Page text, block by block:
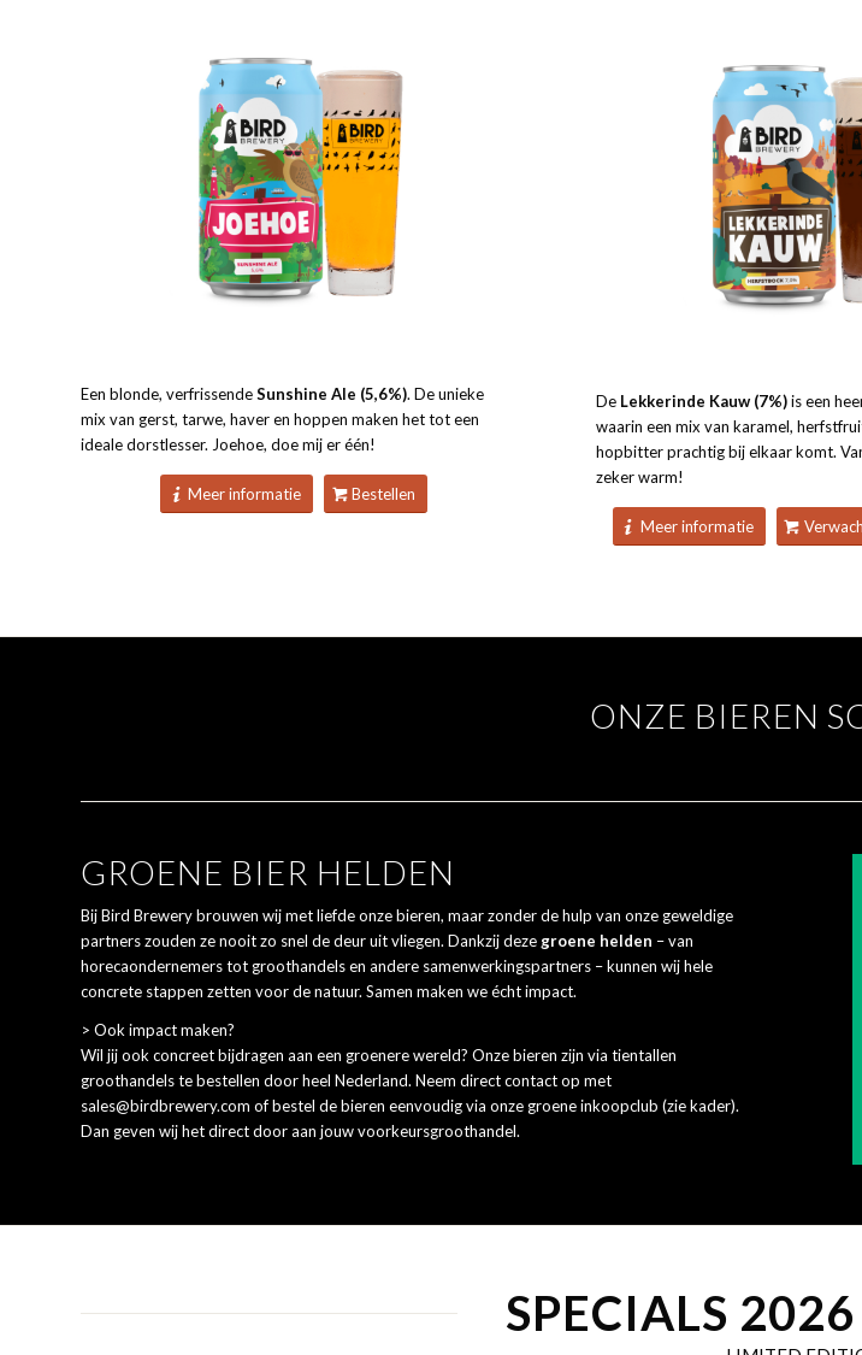
Een blonde, verfrissendeSunshine Ale (5,6%). De unieke
mix van gerst, tarwe, haver en hoppen maken het tot een
ideale dorstlesser. Joehoe, doe mij er één!
Meer informatie Bestellen
De Lekkerinde Kauw (7%)is een
waarin een mix van karamel,
hopbitter prachtig bij elkaar komt.
zeker warm!
Meer informatie
ONZE BIEREN
GROENE BIER HELDEN
Bij Bird Brewery brouwen wij met liefde onze bieren, maar zonder de hulp van onze geweldige
partners zouden ze nooit zo snel de deur uit vliegen. Dankzij deze groene helden – van
horecaondernemers tot groothandels en andere samenwerkingspartners – kunnen wij hele
concrete stappen zetten voor de natuur. Samen maken we écht impact.
> Ook impact maken?
Wil jij ook concreet bijdragen aan een groenere wereld? Onze bieren zijn via tientallen
groothandels te bestellen door heel Nederland. Neem direct contact op met
sales@birdbrewery.com of bestel de bieren eenvoudig via onze groene inkoopclub (zie kader).
Dan geven wij het direct door aan jouw voorkeursgroothandel.
SPECIALS